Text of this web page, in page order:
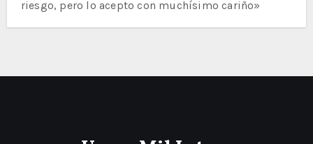
riesgo, pero lo acepto con muchísimo cariño»